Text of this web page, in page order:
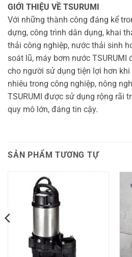
GIỚI THIỆU VỀ TSURUMI
Với những thành công đáng kể
dựng, công trình dân dụng, khai
thải công nghiệp, nước thải sinh
soát lũ, máy bơm nước TSURUMI
cho người sử dụng tiện lợi hơn
nhiêu trong công nghiệp, nông
TSURUMI được sử dụng rộng rãi
quy mô lớn, đáng tin cậy.
SẢN PHẨM TƯƠNG TỰ